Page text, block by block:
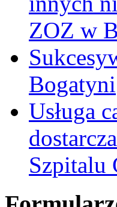
ZOZ w
Bogatyni
Usługa
Szpitalu